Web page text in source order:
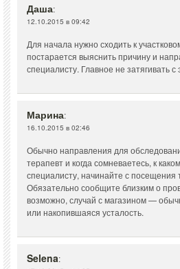
Даша:
12.10.2015 в 09:42
Для начала нужно сходить к
постарается выяснить причину и
специалисту. Главное не затягивать с
Марина:
16.10.2015 в 02:46
Обычно направления для
терапевт и когда сомневаетесь, к
специалисту, начинайте с посещения
Обязательно сообщите близким о
возможно, случай с магазином —
или накопившаяся усталость.
Selena: